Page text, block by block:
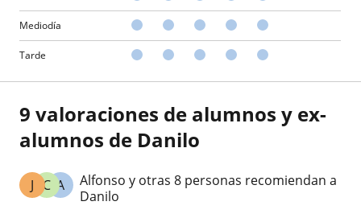
Mediodía
Tarde
9 valoraciones de alumnos y ex-
alumnos de Danilo
A
C
J
Alfonso y otras 8 personas recomiendan a
Danilo